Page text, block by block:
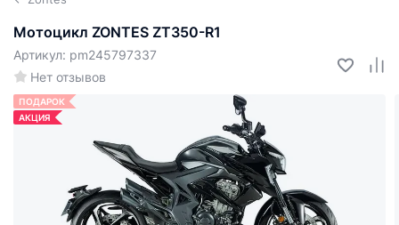
Мотоцикл ZONTES ZT350-R1
Нет отзывов
Артикул: pm245797337
ПОДАРОК
АКЦИЯ